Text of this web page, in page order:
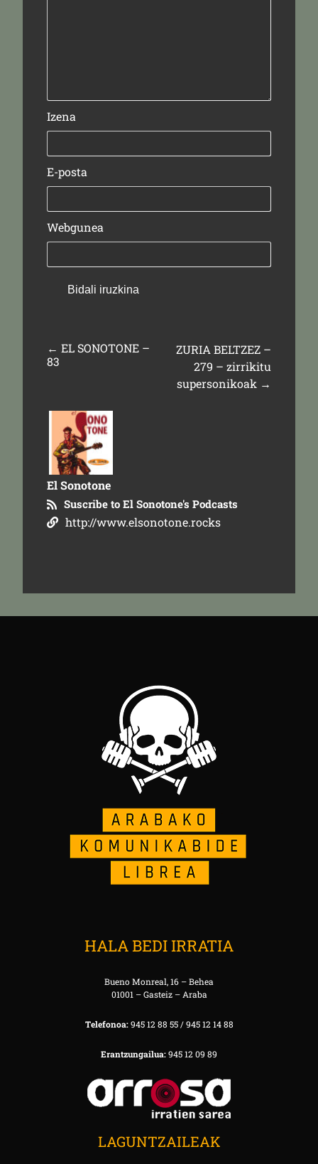
Izena
E-posta
Webgunea
← EL SONOTONE –
83
ZURIA BELTZEZ –
279 – zirrikitu
supersonikoak →
El Sonotone
Suscribe to El Sonotone's Podcasts
http://www.elsonotone.rocks
HALA BEDI IRRATIA
Bueno Monreal, 16 – Behea
01001 – Gasteiz – Araba
Telefonoa:945 12 88 55 / 945 12 14 88
Erantzungailua:945 12 09 89
LAGUNTZAILEAK